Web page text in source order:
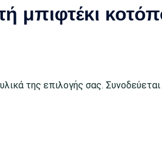
μπιφτέκι
της επιλογής σας.